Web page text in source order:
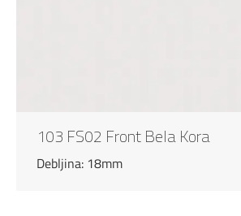
103 FS02 Front Bela Kora
Debljina: 18mm